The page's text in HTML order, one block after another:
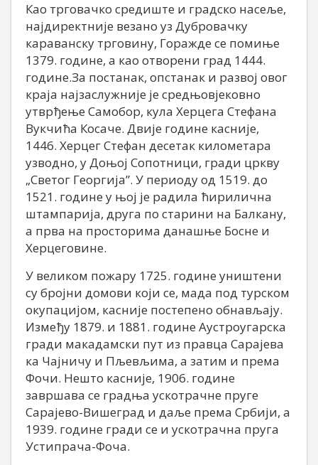
Као трговачко средиште и градско насеље,
најдиректније везано уз Дубровачку
караванску трговину, Горажде се помиње
1379. године, а као отворени град 1444.
године.За постанак, опстанак и развој овог
краја најзаслужније је средњовјековно
утврђење Самобор, кула Херцега Стефана
Вукчића Косаче. Двије године касније,
1446. Херцег Стефан десетак километара
узводно, у Доњој Сопотници, гради цркву
„Светог Георгија”. У периоду од 1519. до
1521. године у њој је радила ћирилична
штампарија, друга по старини на Балкану,
а прва на просторима данашње Босне и
Херцеговине.
У великом пожару 1725. године уништени
су бројни домови који се, мада под турском
окупацијом, касније постепено обнављају.
Између 1879. и 1881. године Аустроугарска
гради макадамски пут из правца Сарајева
ка Чајничу и Пљевљима, а затим и према
Фочи. Нешто касније, 1906. године
завршава се градња ускотрачне пруге
Сарајево-Вишеград и даље према Србији, а
1939. године гради се и ускотрачна пруга
Устипрача-Фоча.